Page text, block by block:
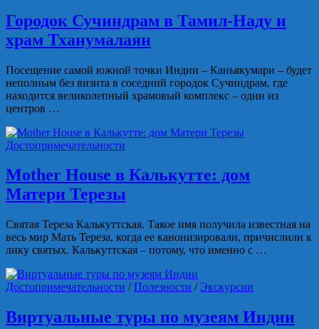
Городок Сучиндрам в Тамил-Наду и
храм Тханумалаян
Посещение самой южной точки Индии – Каньякумари – будет
неполным без визита в соседний городок Сучиндрам, где
находится великолепный храмовый комплекс – один из
центров …
Достопримечательности
Mother House в Калькутте: дом
Матери Терезы
Святая Тереза Калькуттская. Такое имя получила известная на
весь мир Мать Тереза, когда ее канонизировали, причислили к
лику святых. Калькуттская – потому, что именно с …
Достопримечательности /Полезности / Экскурсии
Виртуальные туры по музеям Индии